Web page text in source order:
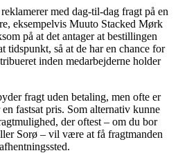
med dag-til-dag fragt på en
eksempelvis Muuto Stacked Mørk
på at det antager at bestillingen
tidspunkt, så at de har en chance for
inden medarbejderne holder
fragt uden betaling, men ofte er
fastsat pris. Som alternativ kunne
der oftest – om du bor
Sorø – vil være at få fragtmanden